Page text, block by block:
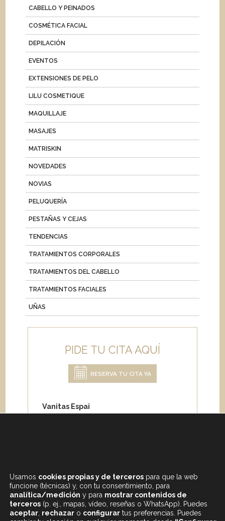
CABELLO Y PEINADOS
COSMÉTICA FACIAL
DEPILACIÓN
EVENTOS
EXTENSIONES DE PELO
LILU COSMETIQUE
MAQUILLAJE
MASAJES
MATRISKIN
NOVEDADES
NOVIAS
PELUQUERÍA
PESTAÑAS Y CEJAS
TENDENCIAS
TRATAMIENTOS CORPORALES
TRATAMIENTOS DEL CABELLO
TRATAMIENTOS FACIALES
UÑAS
PIDE TU CITA AQUÍ
RESERVA TU CITA YA
Vanitas Espai
Carrer de Paris 204
Usamos cookies propias y de terceros para que la web
funcione (técnicas) y, con tu consentimiento, para
analítica/medición y para mostrar contenidos de
terceros (p. ej., mapas, vídeo, reseñas o WhatsApp). Puedes
aceptar rechazar o configurar tus preferencias. Puedes